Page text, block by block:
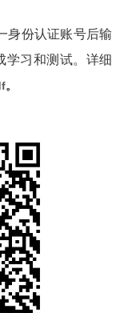
身份认证账号后输
学习和测试。详细
。